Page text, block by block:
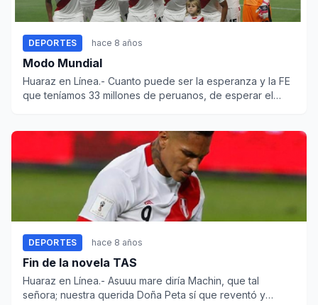
DEPORTES hace 8 años
Modo Mundial
Huaraz en Línea.- Cuanto puede ser la esperanza y la FE
que teníamos 33 millones de peruanos, de esperar el
DEPORTES hace 8 años
Fin de la novela TAS
Huaraz en Línea.- Asuuu mare diría Machin, que tal
señora; nuestra querida Doña Peta sí que reventó y